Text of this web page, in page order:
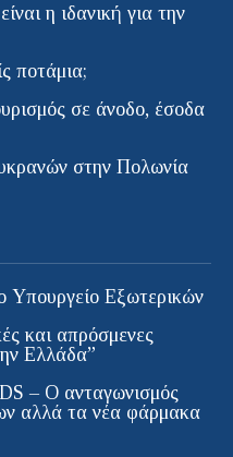
η ιδανική για την
ποτάμια;
σε άνοδο, έσοδα
στην Πολωνία
Εξωτερικών
και απρόσμενες
Ελλάδα”
– Ο ανταγωνισμός
αλλά τα νέα φάρμακα